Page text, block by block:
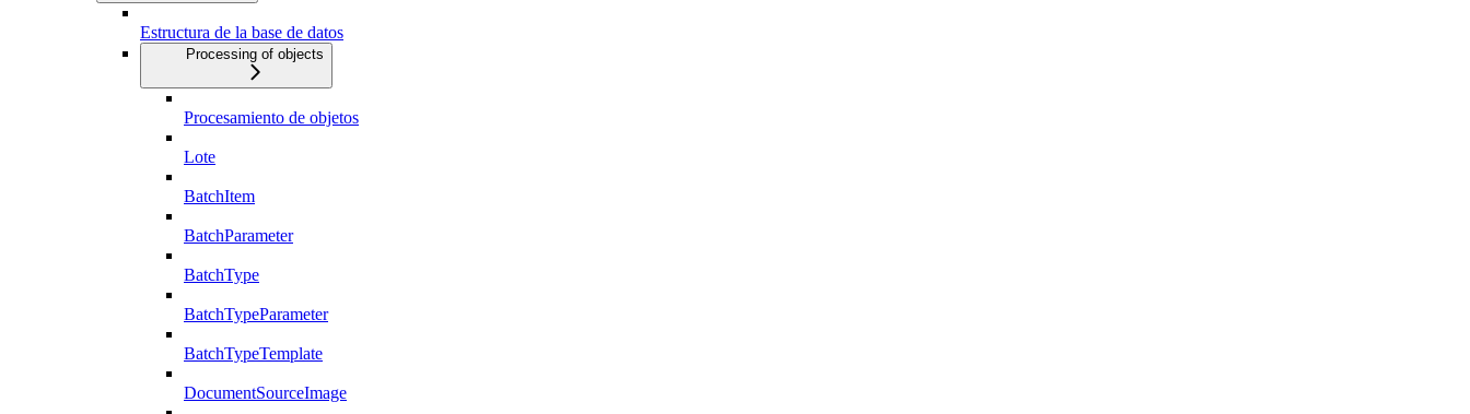
Estructura de la base de datos
Processing of objects
Procesamiento de objetos
Lote
BatchItem
BatchParameter
BatchType
BatchTypeParameter
BatchTypeTemplate
DocumentSourceImage